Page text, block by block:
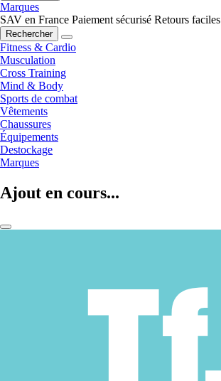
Marques
SAV en France Paiement sécurisé Retours faciles
Rechercher
Fitness & Cardio
Musculation
Cross Training
Mind & Body
Sports de combat
Vêtements
Chaussures
Équipements
Destockage
Marques
Ajout en cours...